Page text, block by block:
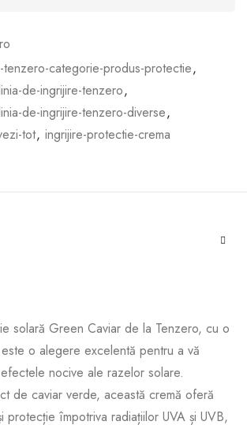
tenzero-categorie-produs-protectie,
de-ingrijire-tenzero,
de-ingrijire-tenzero-diverse,
tot, ingrijire-protectie-crema
solară Green Caviar de la Tenzero, cu o
o alegere excelentă pentru a vă
nocive ale razelor solare.
de caviar verde, această cremă oferă
protecție împotriva radiațiilor UVA și UVB,